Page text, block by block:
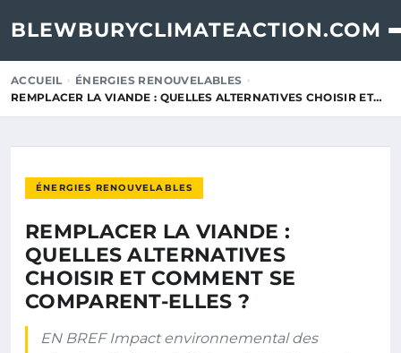
BLEWBURYCLIMATEACTION.COM
ACCUEIL
ÉNERGIES RENOUVELABLES
REMPLACER LA VIANDE : QUELLES ALTERNATIVES CHOISIR ET…
ÉNERGIES RENOUVELABLES
REMPLACER LA VIANDE :
QUELLES ALTERNATIVES
CHOISIR ET COMMENT SE
COMPARENT-ELLES ?
EN BREF Impact environnemental des